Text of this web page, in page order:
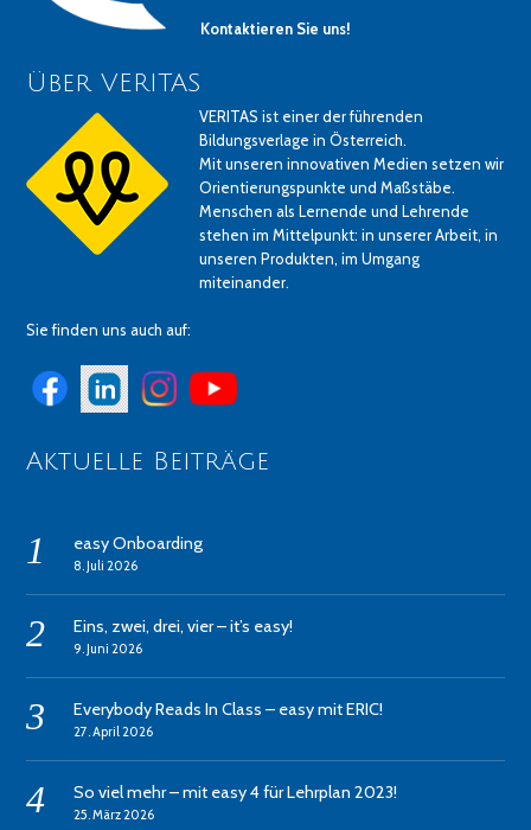
Kontaktieren Sie uns!
Über VERITAS
VERITAS ist einer der führenden
Bildungsverlage in Österreich.
Mit unseren innovativen Medien setzen wir
Orientierungspunkte und Maßstäbe.
Menschen als Lernende und Lehrende
stehen im Mittelpunkt: in unserer Arbeit, in
unseren Produkten, im Umgang
miteinander.
Sie finden uns auch auf:
Aktuelle Beiträge
easy Onboarding
8. Juli 2026
Eins, zwei, drei, vier – it’s easy!
9. Juni 2026
Everybody Reads In Class – easy mit ERIC!
27. April 2026
So viel mehr – mit easy 4 für Lehrplan 2023!
25. März 2026